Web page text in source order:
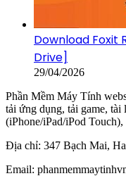
Download Foxit
Drive]
29/04/2026
Phần Mềm Máy Tính
tải ứng dụng, tải game,
(iPhone/iPad/iPod Touch),
Địa chỉ: 347 Bạch Mai,
Email: